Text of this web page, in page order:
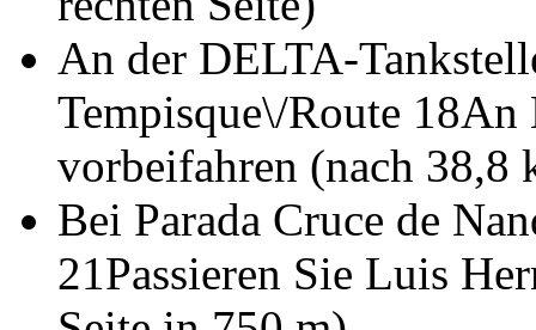
An der DELTA-
Tempisque\/Route
vorbeifahren (nach 38,8
Bei Parada Cruce de
21Passieren Sie Luis